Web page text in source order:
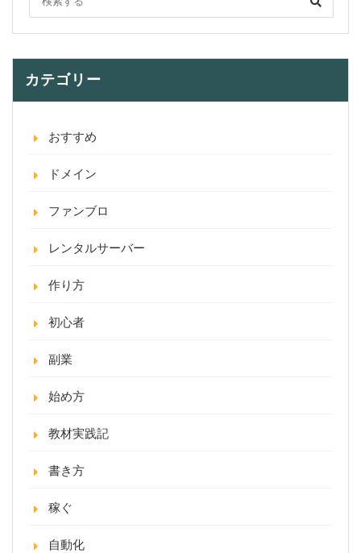
カテゴリー
おすすめ
ドメイン
ファンブロ
レンタルサーバー
作り方
初心者
副業
始め方
教材実践記
書き方
稼ぐ
自動化